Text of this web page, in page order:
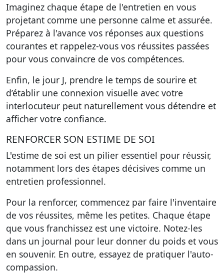
Imaginez chaque étape de l'entretien en vous
projetant comme une personne calme et assurée.
Préparez à l'avance vos réponses aux questions
courantes et rappelez-vous vos réussites passées
pour vous convaincre de vos compétences.
Enfin, le jour J, prendre le temps de sourire et
d’établir une connexion visuelle avec votre
interlocuteur peut naturellement vous détendre et
afficher votre confiance.
RENFORCER SON ESTIME DE SOI
L'estime de soi est un pilier essentiel pour réussir,
notamment lors des étapes décisives comme un
entretien professionnel.
Pour la renforcer, commencez par faire l'inventaire
de vos réussites, même les petites. Chaque étape
que vous franchissez est une victoire. Notez-les
dans un journal pour leur donner du poids et vous
en souvenir. En outre, essayez de pratiquer l'auto-
compassion.